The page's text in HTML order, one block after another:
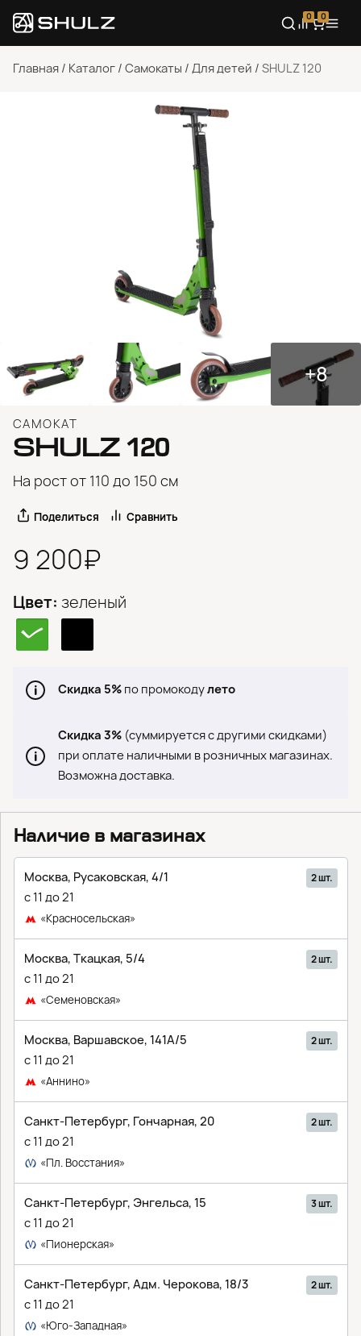
0 0
Главная / Каталог / Самокаты / Для детей / SHULZ 120
+8
САМОКАТ
SHULZ 120
На рост от 110 до 150 см
Поделиться Сравнить
9 200₽
Цвет: зеленый
Скидка 5% по промокодулето
Скидка 3% (суммируется с другими скидками)
при оплате наличными в розничных магазинах.
Возможна доставка.
Наличие в магазинах
Москва, Русаковская, 4/1 2 шт.
с 11 до 21
«Красносельская»
Москва, Ткацкая, 5/4 2 шт.
с 11 до 21
«Семеновская»
Москва, Варшавское, 141A/5 2 шт.
с 11 до 21
«Аннино»
Санкт-Петербург, Гончарная, 20 2 шт.
с 11 до 21
«Пл. Восстания»
Санкт-Петербург, Энгельса, 15 3 шт.
с 11 до 21
«Пионерская»
Санкт-Петербург, Адм. Черокова, 18/3 2 шт.
с 11 до 21
«Юго-Западная»